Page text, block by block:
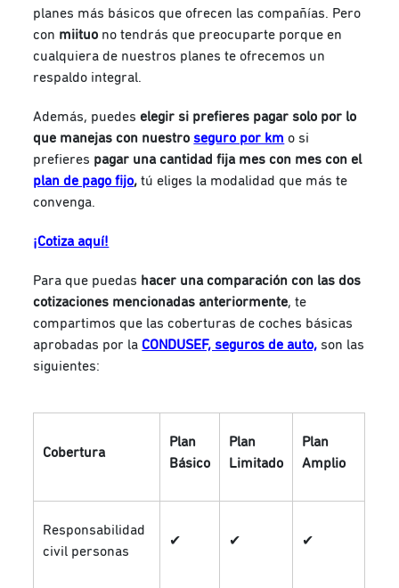
planes más básicos que ofrecen las compañías. Pero
con miituo no tendrás que preocuparte porque en
cualquiera de nuestros planes te ofrecemos un
respaldo integral.
Además, puedeselegir si prefieres pagar solo por lo
que manejas con nuestroseguro por km o si
prefieres pagar una cantidad fija mes con mes con el
plan de pago fijo, tú eliges la modalidad que más te
convenga.
¡Cotiza aquí!
Para que puedas hacer una comparación con las dos
cotizaciones mencionadas anteriormente, te
compartimos que las coberturas de coches básicas
aprobadas por la CONDUSEF, seguros de auto, son las
siguientes:
Cobertura
Plan
Básico
Plan
Limitado
Plan
Amplio
Responsabilidad
civil personas
✔ ✔ ✔